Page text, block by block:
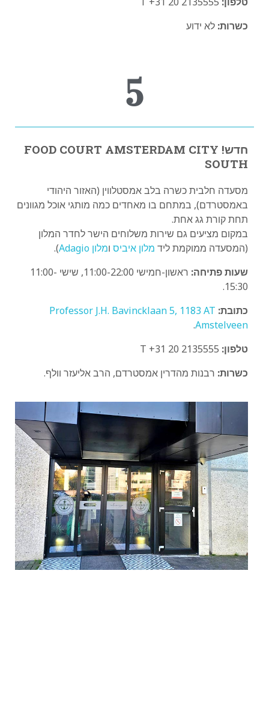
כשרות: לא ידוע
5
חדש! FOOD COURT AMSTERDAM CITY
SOUTH
מסעדה חלבית כשרה בלב אמסטלווין (האזור היהודי
באמסטרדם), במתחם בו מאחדים כמה מותגי אוכל מגוונים
תחת קורת גג אחת.
במקום מציעים גם שירות משלוחים הישר לחדר המלון
(המסעדה ממוקמת ליד מלון איביס ומלון Adagio
).
שעות פתיחה:
ראשון-חמישי 11:00-22:00, שישי 11:00-
15:30.
כתובת: Professor J.H. Bavincklaan 5, 1183 AT
Amstelveen
.
טלפון:
כשרות: רבנות מהדרין אמסטרדם, הרב אליעזר וולף.